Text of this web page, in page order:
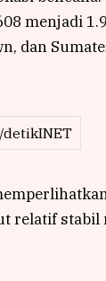
menjadi
dan
detikINET
relatif stabil